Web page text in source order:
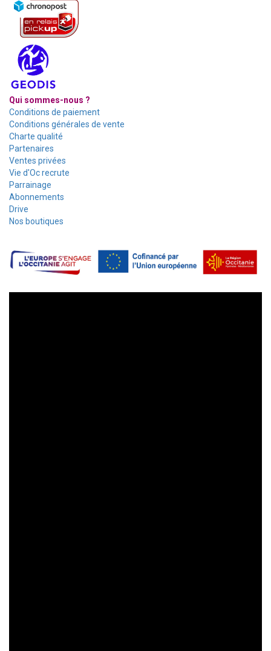
Qui sommes-nous ?
Conditions de paiement
Conditions générales de vente
Charte qualité
Partenaires
Ventes privées
Vie d'Oc recrute
Parrainage
Abonnements
Drive
Nos boutiques